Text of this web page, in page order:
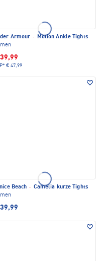
Armour ·
Motion Ankle Tights
€ 47,99
Beach · Camelia kurze Tights